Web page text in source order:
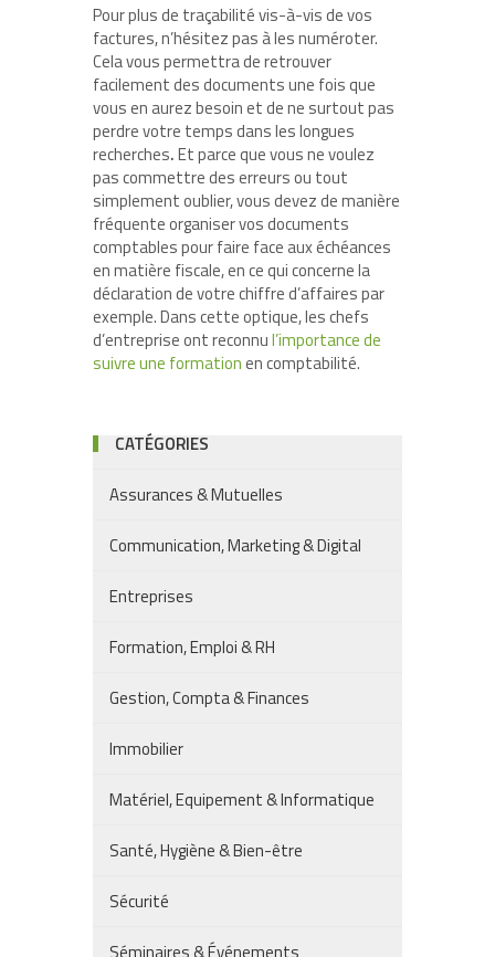
Pour plus de traçabilité vis-à-vis de vos
factures, n’hésitez pas à les numéroter.
Cela vous permettra de retrouver
facilement des documents une fois que
vous en aurez besoin et de ne surtout pas
perdre votre temps dans les longues
recherches.Et parce que vous ne voulez
pas commettre des erreurs ou tout
simplement oublier, vous devez de manière
fréquente organiser vos documents
comptables pour faire face aux échéances
en matière fiscale, en ce qui concerne la
déclaration de votre chiffre d’affaires par
exemple. Dans cette optique, les chefs
d’entreprise ont reconnul’importance de
suivre une formationen comptabilité.
CATÉGORIES
Assurances & Mutuelles
Communication, Marketing & Digital
Entreprises
Formation, Emploi & RH
Gestion, Compta & Finances
Immobilier
Matériel, Equipement & Informatique
Santé, Hygiène & Bien-être
Sécurité
Séminaires & Événements